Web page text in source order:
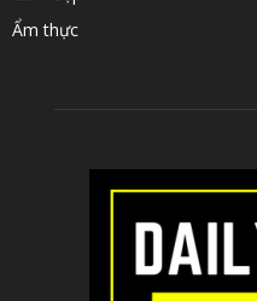
Ẩm thực